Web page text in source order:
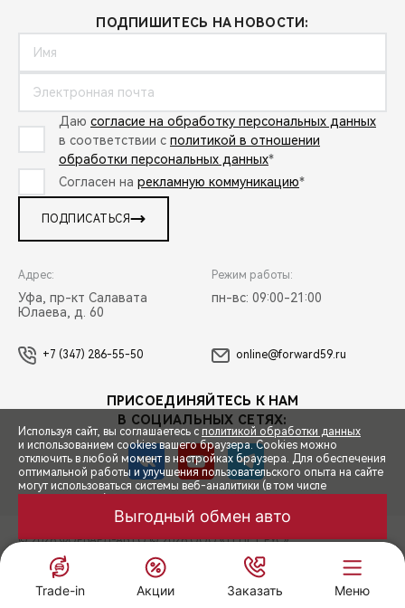
СПЕЦПРЕДЛОЖЕНИЯ
ЗАПИСЬ НА ТЕСТ-ДРАЙВ
РАСЧЕТ КРЕДИТА
ПОДПИШИТЕСЬ НА НОВОСТИ:
Даю согласие на обработку персональных данных
в соответствии с политикой в отношении
обработки персональных данных*
Согласен на рекламную коммуникацию*
ПОДПИСАТЬСЯ
Адрес:
Уфа, пр-кт Салавата
Юлаева, д. 60
Режим работы:
пн-вс: 09:00-21:00
+7 (347) 286-55-50 online@forward59.ru
ПРИСОЕДИНЯЙТЕСЬ К НАМ
В СОЦИАЛЬНЫХ СЕТЯХ:
© 2026 ФОРВАРД-АВТО © 2026 ООО «ТЕНЕТ РУС»
ПРАВОВАЯ ИНФОРМАЦИЯ КЛИЕНТСКАЯ ПОДДЕРЖКА
Сделано в ПЕРКС
Используя сайт, вы соглашаетесь с политикой обработки данных
и использованием cookies вашего браузера. Cookies можно
отключить в любой момент в настройках браузера. Для обеспечения
оптимальной работы и улучшения пользовательского опыта на сайте
могут использоваться системы веб-аналитики (в том числе
с применением указанных технологий и размещением cookie-
ПРИНЯТЬ
Trade-in Акции Заказать Меню
Выгодный обмен авто